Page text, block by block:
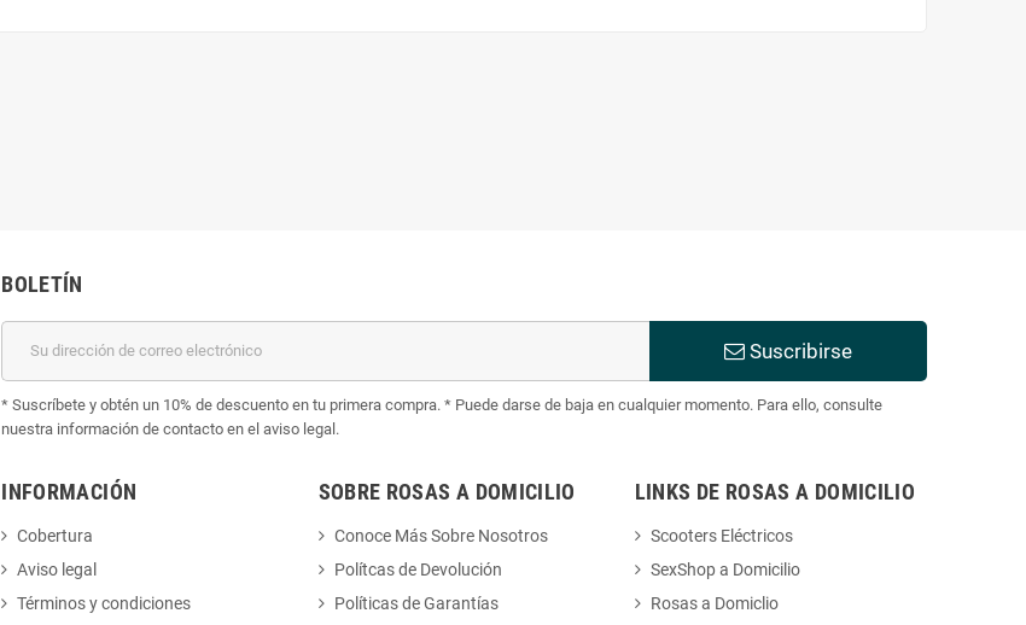
BOLETÍN
Suscribirse
* Suscríbete y obtén un 10% de descuento en tu primera compra. * Puede darse de baja en cualquier momento. Para ello, consulte
nuestra información de contacto en el aviso legal.
INFORMACIÓN
Cobertura
Aviso legal
Términos y condiciones
SOBRE ROSAS A DOMICILIO
Conoce Más Sobre Nosotros
Polítcas de Devolución
Políticas de Garantías
LINKS DE ROSAS A DOMICILIO
Scooters Eléctricos
SexShop a Domicilio
Rosas a Domiclio